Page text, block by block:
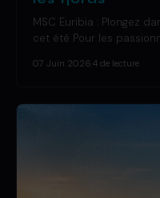
MSC Euribia : Plongez
cet été Pour les
07 Juin 2026 4 de lecture